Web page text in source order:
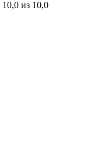
10,0 из 10,0